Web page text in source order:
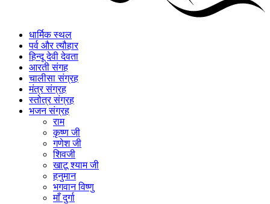
धार्मिक स्थल
पर्व और त्यौहार
हिन्दू देवी देवता
आरती संगह
चालीसा संग्रह
मंत्र संग्रह
स्तोत्र संग्रह
भजन संग्रह
राम
कृष्ण जी
गणेश जी
शिवजी
खाटू श्याम जी
हनुमान
भगवान विष्णु
माँ दुर्गा